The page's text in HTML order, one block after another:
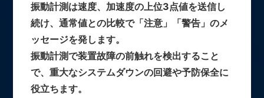
振動計測は速度、加速度の上位3点値を送信し
続け、通常値との比較で「注意」「警告」のメ
ッセージを発します。
振動計測で装置故障の前触れを検出すること
で、重大なシステムダウンの回避や予防保全に
役立ちます。